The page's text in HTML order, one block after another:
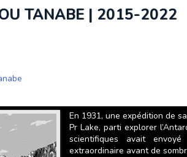
TANABE | 2015-2022
En 1931, une expédition de
Pr Lake, parti explorer
scientifiques avait
extraordinaire avant de